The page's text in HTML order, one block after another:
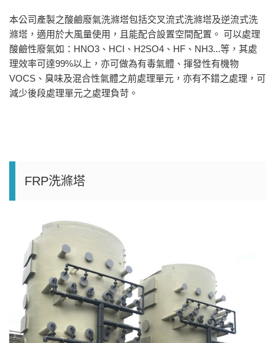
本公司產製之酸鹼廢氣洗滌塔包括交叉流式洗滌塔及逆流式洗
滌塔，適用於大風量使用，且能配合設置空間配置。 可以處理
酸鹼性廢氣如：HNO3、HCI、H2SO4、HF、NH3...等，其處
理效率可達99%以上，亦可做為有毒氣體、揮發性有機物
VOCS、臭味及混合性氣體之前處理單元，亦有不錯之處理，可
減少後段處理單元之處理負苛。
FRP洗滌塔